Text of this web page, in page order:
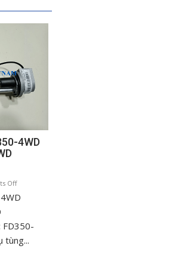
4WD
Offon
Phao
Forland
4WD
FD350-
tùng...